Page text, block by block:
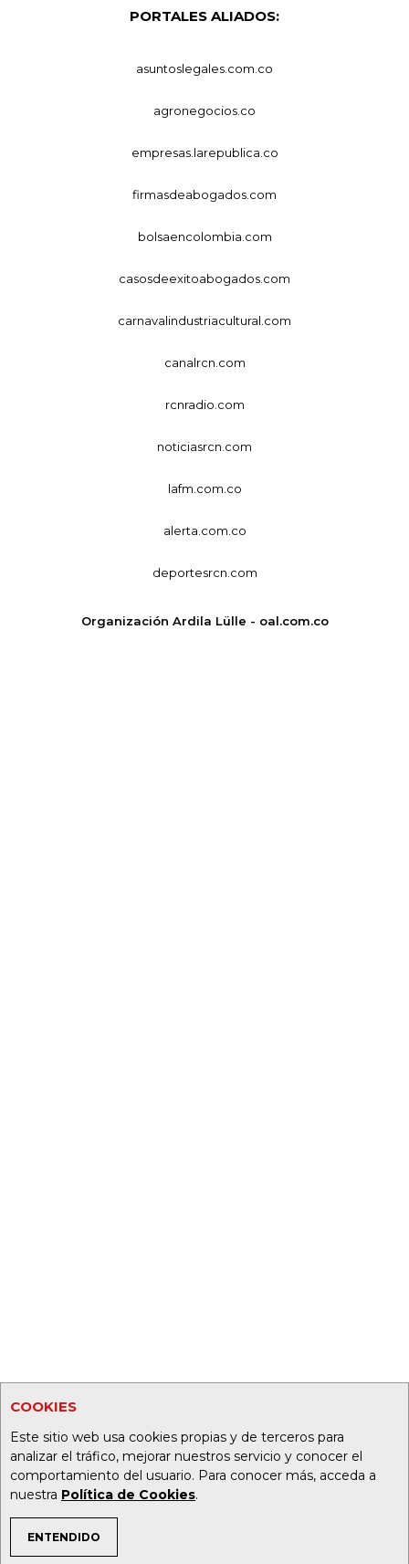
COOKIES
Este sitio web usa cookies propias y de terceros para
analizar el tráfico, mejorar nuestros servicio y conocer el
comportamiento del usuario. Para conocer más, acceda a
nuestra Política de Cookies.
ENTENDIDO
TEMAS DE INTERÉS
PORTALES ALIADOS:
asuntoslegales.com.co
agronegocios.co
empresas.larepublica.co
firmasdeabogados.com
bolsaencolombia.com
casosdeexitoabogados.com
carnavalindustriacultural.com
canalrcn.com
rcnradio.com
noticiasrcn.com
lafm.com.co
alerta.com.co
deportesrcn.com
Organización Ardila Lülle - oal.com.co